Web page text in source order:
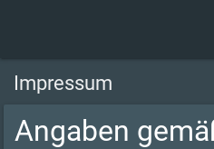
Impressum
Angaben